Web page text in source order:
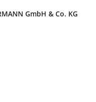
GmbH & Co. KG